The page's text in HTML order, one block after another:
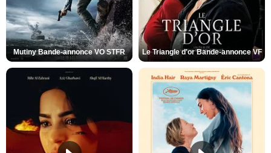
Mutiny Bande-annonce VO STFR Le Triangle d'or Bande-annonce VF